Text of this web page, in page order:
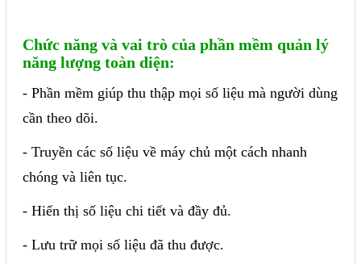
Chức năng và vai trò của phần mềm quản lý
năng lượng toàn diện:
- Phần mềm giúp thu thập mọi số liệu mà người dùng
cần theo dõi.
- Truyền các số liệu về máy chủ một cách nhanh
chóng và liên tục.
- Hiển thị số liệu chi tiết và đầy đủ.
- Lưu trữ mọi số liệu đã thu được.